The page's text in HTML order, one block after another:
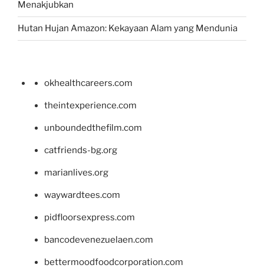
Menakjubkan
Hutan Hujan Amazon: Kekayaan Alam yang Mendunia
okhealthcareers.com
theintexperience.com
unboundedthefilm.com
catfriends-bg.org
marianlives.org
waywardtees.com
pidfloorsexpress.com
bancodevenezuelaen.com
bettermoodfoodcorporation.com